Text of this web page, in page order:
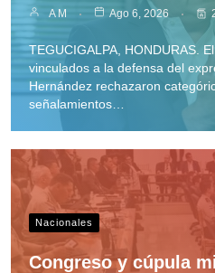
A M Ago 6, 2026
TEGUCIGALPA, HONDURAS.
vinculados a la defensa del
Hernández rechazaron
señalamientos…
Nacionales
Congreso y cúpula